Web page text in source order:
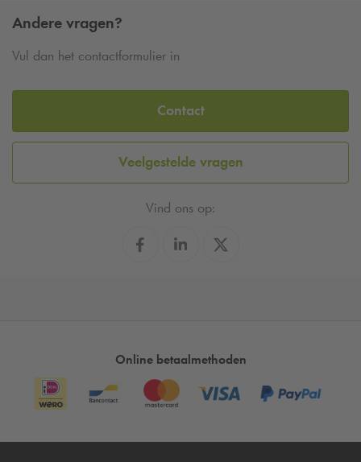
Andere vragen?
Vul dan het contactformulier in
Contact
Veelgestelde vragen
Vind ons op:
Online betaalmethoden